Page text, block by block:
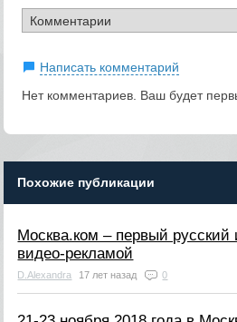
Написать комментарий
Нет комментариев. Ваш будет
Похожие публикации
Москва.ком – первый русский
видео-рекламой
D.Alexandra 17 лет назад 0